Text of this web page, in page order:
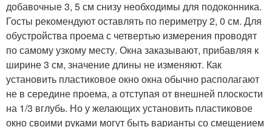
добавочные 3, 5 см снизу необходимы для подоконника.
Госты рекомендуют оставлять по периметру 2, 0 см. Для
обустройства проема с четвертью измерения проводят
по самому узкому месту. Окна заказывают, прибавляя к
ширине 3 см, значение длины не изменяют. Как
установить пластиковое окно окна обычно располагают
не в середине проема, а отступая от внешней плоскости
на 1/3 вглубь. Но у желающих установить пластиковое
окно своими руками могут быть варианты со смещением